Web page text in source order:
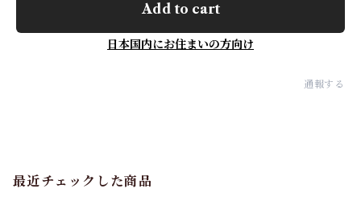
Add to cart
日本国内にお住まいの方向け
通報する
最近チェックした商品